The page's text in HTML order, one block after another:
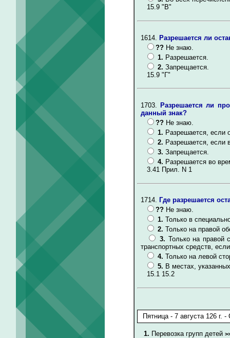
15.9 "В"
1614. Разрешается ли
?? Не знаю.
1. Разрешается.
2. Запрещается.
15.9 "Г"
1703. Разрешается ли
данный знак?
?? Не знаю.
1. Разрешается, если
2. Разрешается, если
3. Запрещается.
4. Разрешается во
3.41 Прил. N 1
1714. Где разрешается
?? Не знаю.
1. Только в
2. Только на правой
3. Только на правой
транспортных средств,
4. Только на левой
5. В местах,
15.1 15.2
1. Перевозка групп детей